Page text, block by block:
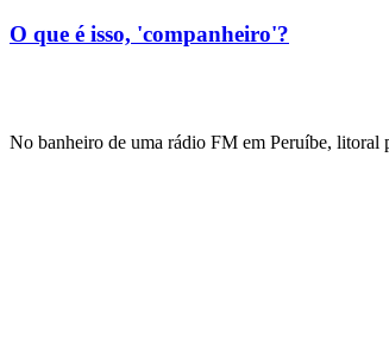
O que é isso, 'companheiro'?
No banheiro de uma rádio FM em Peruíbe, litoral